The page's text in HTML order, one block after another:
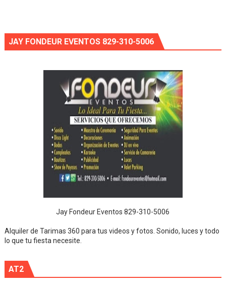
JAY FONDEUR EVENTOS 829-310-5006
Jay Fondeur Eventos 829-310-5006
Alquiler de Tarimas 360 para tus videos y fotos. Sonido, luces y todo
lo que tu fiesta necesite.
AT2